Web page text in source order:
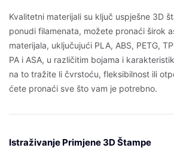
Kvalitetni materijali su ključ uspješne 3D
ponudi filamenata, možete pronaći širok
materijala, uključujući PLA, ABS, PETG,
PA i ASA, u različitim bojama i
na to tražite li čvrstoću, fleksibilnost ili
ćete pronaći sve što vam je potrebno.
Istraživanje Primjene 3D Štampe